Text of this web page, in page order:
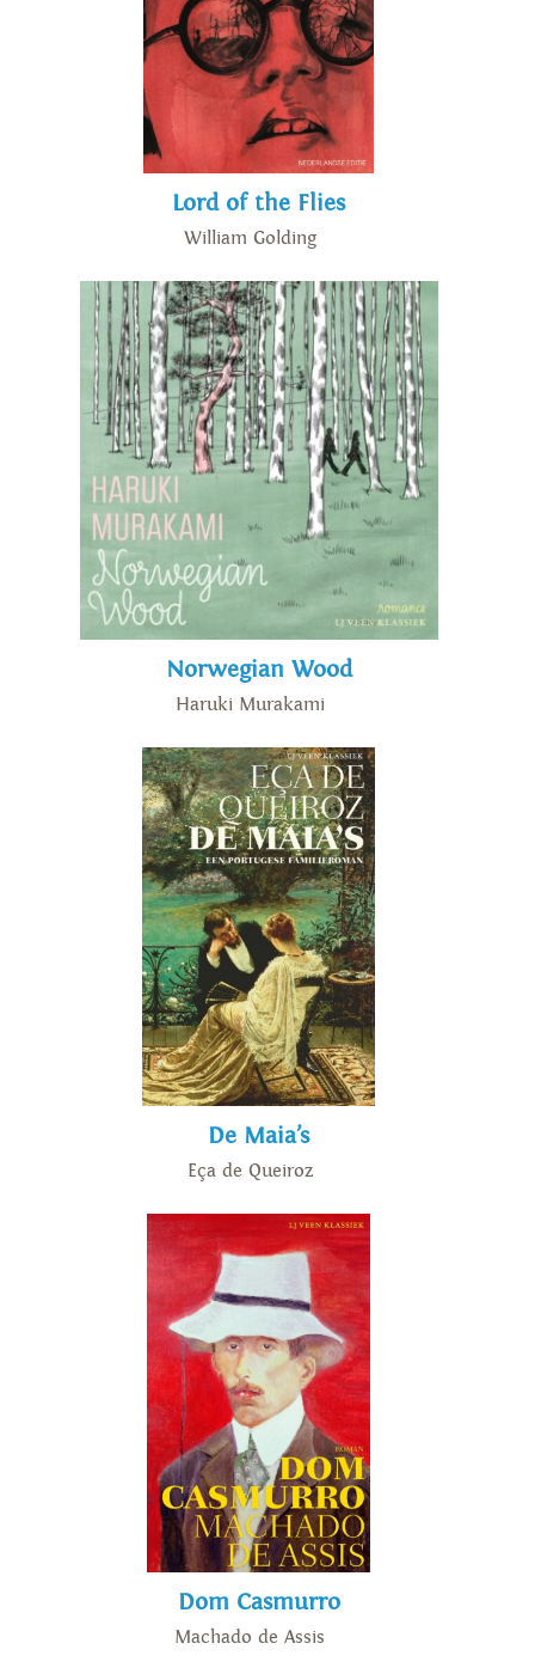
Lord of the Flies
William Golding
Norwegian Wood
Haruki Murakami
De Maia’s
Eça de Queiroz
Dom Casmurro
Machado de Assis